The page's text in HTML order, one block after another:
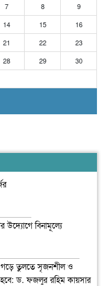
7 8
9
14 15
16
21 22
23
28 29
30
উদ্যোগে বিনামূল্যে
গড়ে তুলতে সৃজনশীল ও
হবে: ড. ফজলুর রহিম কায়সার